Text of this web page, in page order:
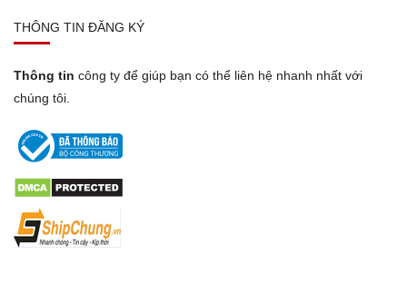
THÔNG TIN ĐĂNG KÝ
Thông tin công ty để giúp bạn có thể liên hệ nhanh nhất với
chúng tôi.